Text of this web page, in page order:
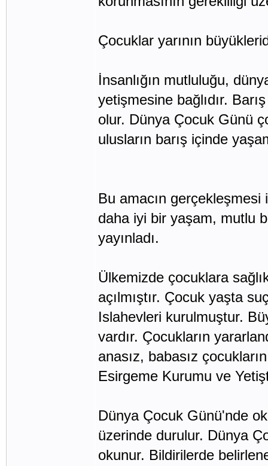
Çocuklar yarının
İnsanlığın mutluluğu,
yetişmesine bağlıdır.
olur. Dünya Çocuk Günü
ulusların barış içinde
Bu amacın
daha iyi bir yaşam, mutlu
yayınladı.
Ülkemizde çocuklara
açılmıştır. Çocuk yaşta
Islahevleri kurulmuştur.
vardır. Çocukların
anasız, babasız
Esirgeme Kurumu ve
Dünya Çocuk Günü'nde
üzerinde durulur. Dünya
okunur. Bildirilerde